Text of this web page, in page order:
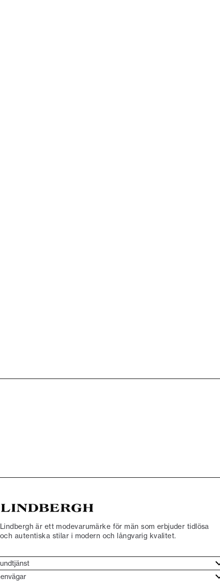
Lindbergh är ett modevarumärke för män som erbjuder tidlösa
och autentiska stilar i modern och långvarig kvalitet.